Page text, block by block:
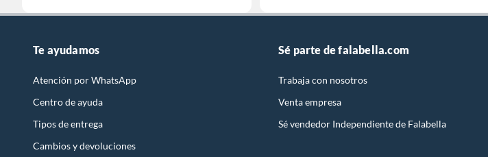
Te ayudamos
Atención por WhatsApp
Centro de ayuda
Tipos de entrega
Cambios y devoluciones
Sé parte de falabella.com
Trabaja con nosotros
Venta empresa
Sé vendedor Independiente de Falabella